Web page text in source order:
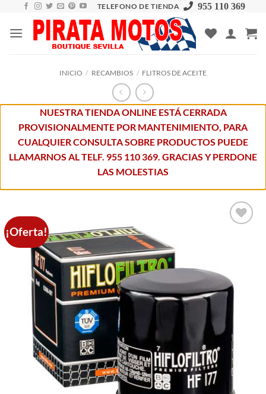
content
TELEFONO DE TIENDA 955 110 369
INICIO / RECAMBIOS / FLITROS DE ACEITE
NUESTRA TIENDA ONLINE ESTÁ CERRADA
PROVISIONALMENTE POR MANTENIMIENTO, PARA
CUALQUIER CONSULTA SOBRE PRODUCTOS PUEDE
LLAMARNOS AL TELF. 955 110 369. GRACIAS Y PERDONE
LAS MOLESTIAS
¡Oferta!
deseos